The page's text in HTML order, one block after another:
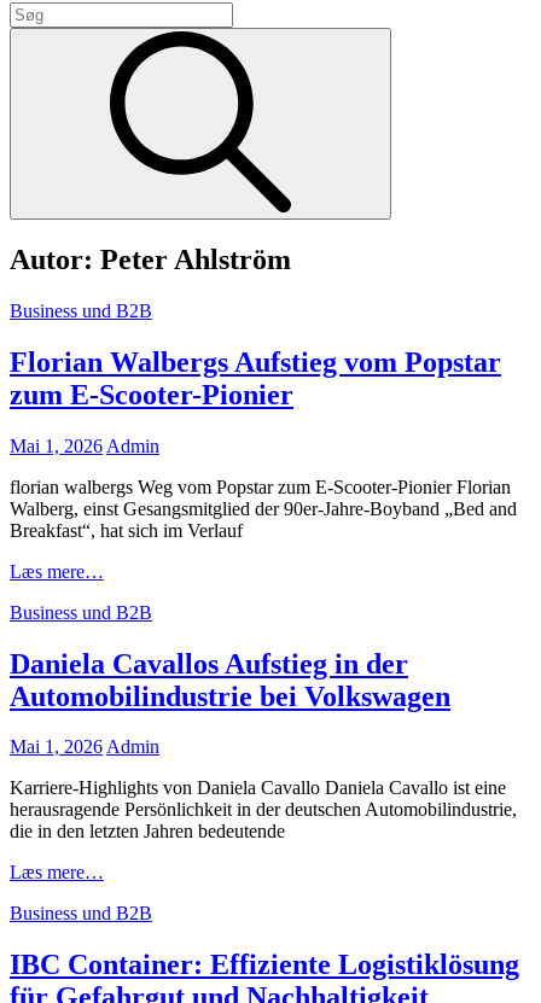
Search
for:
Autor: Peter Ahlström
Cat
Business und B2B
Florian Walbergs Aufstieg vom Popstar
zum E-Scooter-Pionier
Posted
Mai 1, 2026 Admin
florian walbergs Weg vom Popstar zum E-Scooter-Pionier Florian
Walberg, einst Gesangsmitglied der 90er-Jahre-Boyband „Bed and
Breakfast“, hat sich im Verlauf
Læs mere…
Aufstieg
Popstar
zum
E-
Pionier
Cat
Business und B2B
Daniela Cavallos Aufstieg in der
Automobilindustrie bei Volkswagen
Posted
Mai 1, 2026Admin
Karriere-Highlights von Daniela Cavallo Daniela Cavallo ist eine
herausragende Persönlichkeit in der deutschen Automobilindustrie,
die in den letzten Jahren bedeutende
Læs mere…
Aufstieg
der
Automobilindustrie
Cat
Business und B2B
IBC Container: Effiziente Logistiklösung